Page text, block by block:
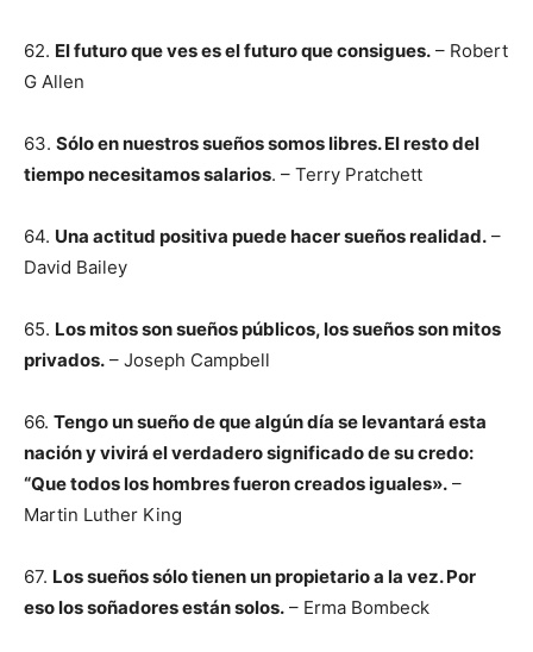
62. El futuro que ves es el futuro que consigues. – Robert
G Allen
63. Sólo en nuestros sueños somos libres. El resto del
tiempo necesitamos salarios. – Terry Pratchett
64. Una actitud positiva puede hacer sueños realidad. –
David Bailey
65. Los mitos son sueños públicos, los sueños son mitos
privados. – Joseph Campbell
66. Tengo un sueño de que algún día se levantará esta
nación y vivirá el verdadero significado de su credo:
“Que todos los hombres fueron creados iguales». –
Martin Luther King
67. Los sueños sólo tienen un propietario a la vez. Por
eso los soñadores están solos. – Erma Bombeck